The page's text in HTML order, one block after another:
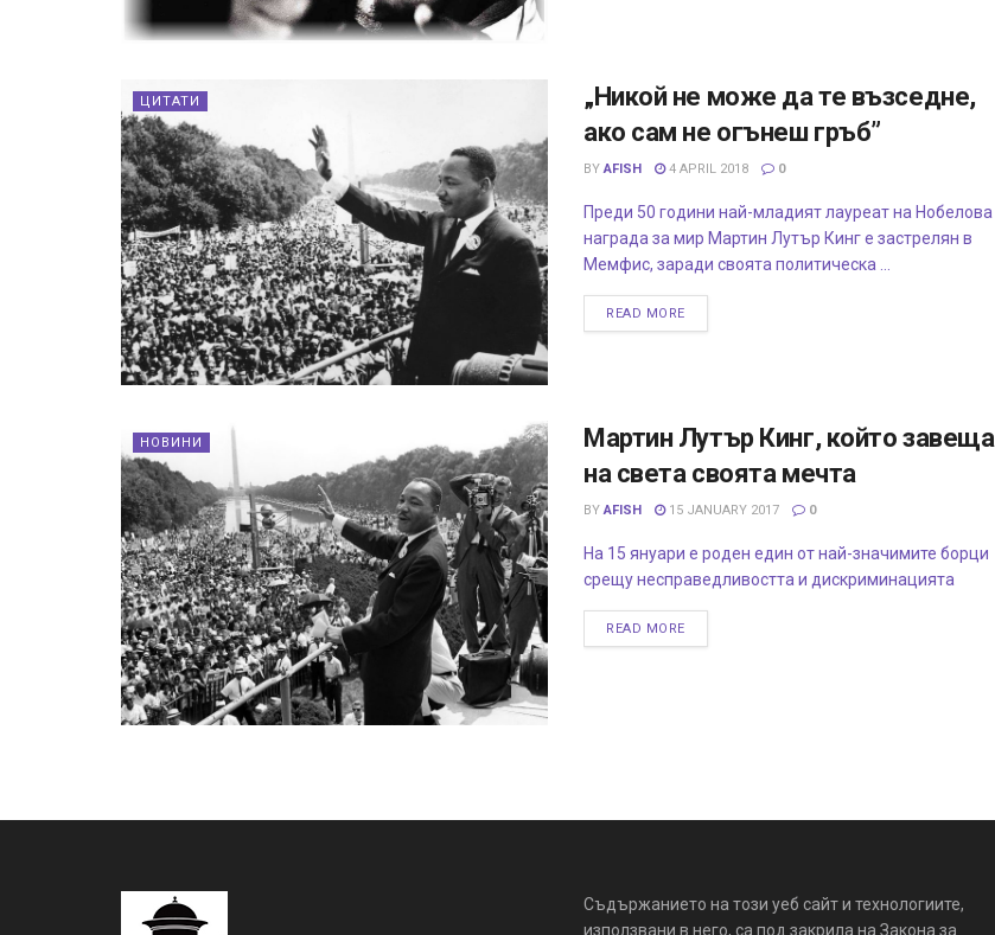
ЦИТАТИ
„Никой не може да те възседне,
ако сам не огънеш гръб”
BY AFISH 4 APRIL 2018 0
Преди 50 години най-младият лауреат на Нобелова
награда за мир Мартин Лутър Кинг е застрелян в
Мемфис, заради своята политическа ...
READ MORE
НОВИНИ
Мартин Лутър Кинг, който завеща
на света своята мечта
BY AFISH 15 JANUARY 2017 0
На 15 януари e роден един от най-значимите борци
срещу несправедливостта и дискриминацията
READ MORE
Съдържанието на този уеб сайт и технологиите,
използвани в него, са под закрила на Закона за